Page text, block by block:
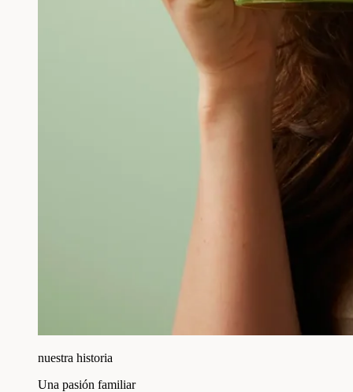
nuestra historia
Una pasión familiar